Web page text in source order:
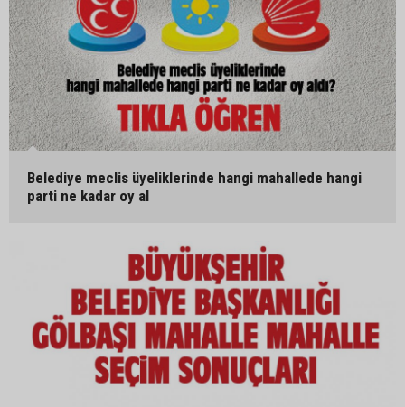
Belediye meclis üyeliklerinde hangi mahallede hangi
parti ne kadar oy al